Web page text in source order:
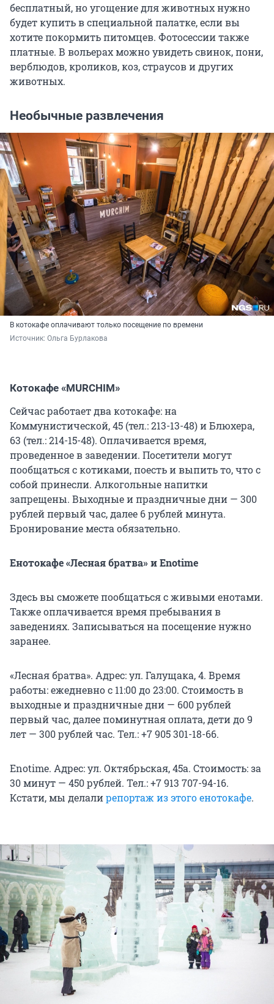
бесплатный, но угощение для животных нужно
будет купить в специальной палатке, если вы
хотите покормить питомцев. Фотосессии также
платные. В вольерах можно увидеть свинок, пони,
верблюдов, кроликов, коз, страусов и других
животных.
Необычные развлечения
В котокафе оплачивают только посещение по времени
Источник: Ольга Бурлакова
Котокафе «MURCHIM»
Сейчас работает два котокафе: на
Коммунистической, 45 (тел.: 213-13-48) и Блюхера,
63 (тел.: 214-15-48). Оплачивается время,
проведенное в заведении. Посетители могут
пообщаться с котиками, поесть и выпить то, что с
собой принесли. Алкогольные напитки
запрещены. Выходные и праздничные дни — 300
рублей первый час, далее 6 рублей минута.
Бронирование места обязательно.
Енотокафе «Лесная братва» и Enotime
Здесь вы сможете пообщаться с живыми енотами.
Также оплачивается время пребывания в
заведениях. Записываться на посещение нужно
заранее.
«Лесная братва». Адрес: ул. Галущака, 4. Время
работы: ежедневно с 11:00 до 23:00. Стоимость в
выходные и праздничные дни — 600 рублей
первый час, далее поминутная оплата, дети до 9
лет — 300 рублей час. Тел.: +7 905 301-18-66.
Enotime. Адрес: ул. Октябрьская, 45а. Стоимость: за
30 минут — 450 рублей. Тел.: +7 913 707-94-16.
Кстати, мы делалирепортаж из этого енотокафе.